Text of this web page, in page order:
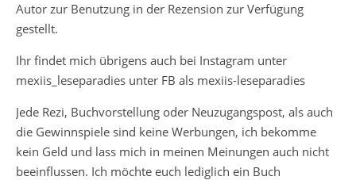
Autor zur Benutzung in der Rezension zur Verfügung
gestellt.
Ihr findet mich übrigens auch bei Instagram unter
mexiis_leseparadies unter FB als mexiis-leseparadies
Jede Rezi, Buchvorstellung oder Neuzugangspost, als auch
die Gewinnspiele sind keine Werbungen, ich bekomme
kein Geld und lass mich in meinen Meinungen auch nicht
beeinflussen. Ich möchte euch lediglich ein Buch